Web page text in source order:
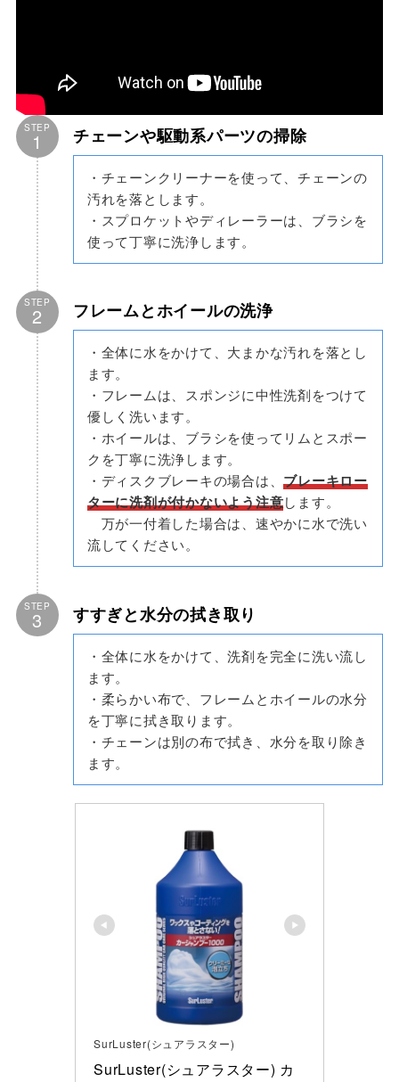
STEP
1 チェーンや駆動系パーツの掃除
・チェーンクリーナーを使って、チェーンの
汚れを落とします。
・スプロケットやディレーラーは、ブラシを
使って丁寧に洗浄します。
STEP
2 フレームとホイールの洗浄
・全体に水をかけて、大まかな汚れを落とし
ます。
・フレームは、スポンジに中性洗剤をつけて
優しく洗います。
・ホイールは、ブラシを使ってリムとスポー
クを丁寧に洗浄します。
・ディスクブレーキの場合は、ブレーキロー
ターに洗剤が付かないよう注意します。
万が一付着した場合は、速やかに水で洗い
流してください。
STEP
3 すすぎと水分の拭き取り
・全体に水をかけて、洗剤を完全に洗い流し
ます。
・柔らかい布で、フレームとホイールの水分
を丁寧に拭き取ります。
・チェーンは別の布で拭き、水分を取り除き
ます。
SurLuster(シュアラスター)
SurLuster(シュアラスター) カ